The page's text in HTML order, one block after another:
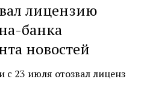
лицензию
банка
новостей
23 июля отозвал лиценз